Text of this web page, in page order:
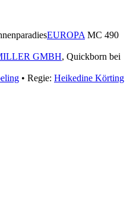
EUROPA MC 490
GMBH, Quickborn bei
• Regie: Heikedine Körting